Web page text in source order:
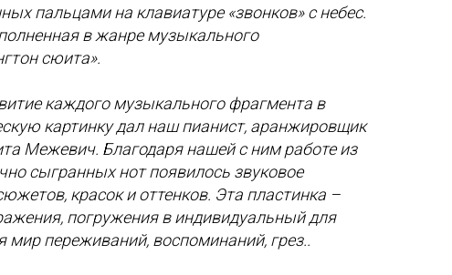
пальцами на клавиатуре «звонков» с небес.
в жанре музыкального
сюита».
каждого музыкального фрагмента в
картинку дал наш пианист, аранжировщик
Межевич. Благодаря нашей с ним работе из
сыгранных нот появилось звуковое
красок и оттенков. Эта пластинка –
погружения в индивидуальный для
мир переживаний, воспоминаний, грез..